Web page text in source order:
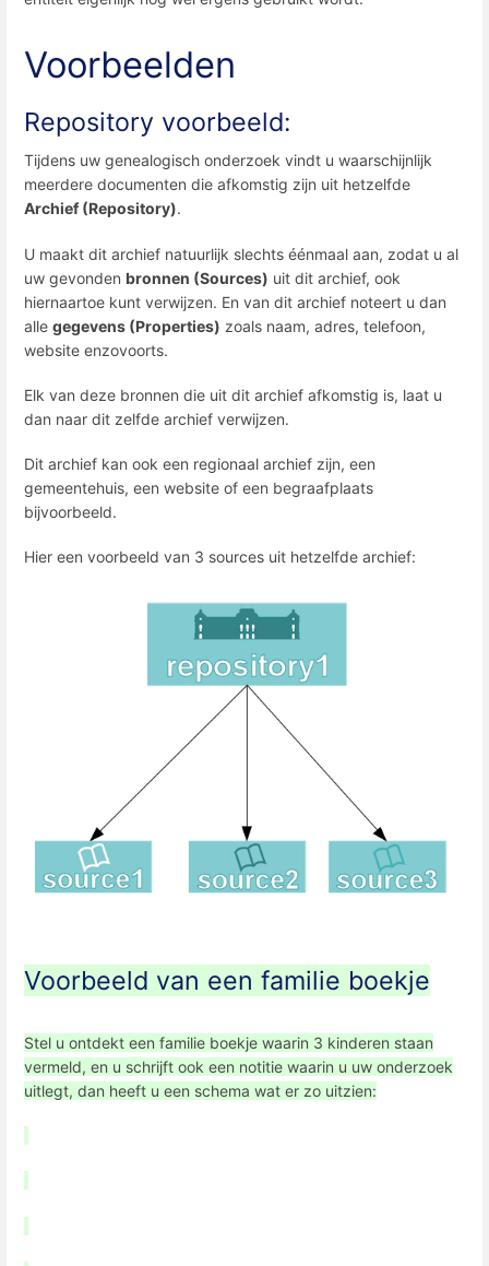
Voorbeelden
Repository voorbeeld:
Tijdens uw genealogisch onderzoek vindt u waarschijnlijk
meerdere documenten die afkomstig zijn uit hetzelfde
Archief (Repository).
U maakt dit archief natuurlijk slechts éénmaal aan, zodat u al
uw gevonden bronnen (Sources) uit dit archief, ook
hiernaartoe kunt verwijzen. En van dit archief noteert u dan
alle gegevens (Properties) zoals naam, adres, telefoon,
website enzovoorts.
Elk van deze bronnen die uit dit archief afkomstig is, laat u
dan naar dit zelfde archief verwijzen.
Dit archief kan ook een regionaal archief zijn, een
gemeentehuis, een website of een begraafplaats
bijvoorbeeld.
Hier een voorbeeld van 3 sources uit hetzelfde archief:
Voorbeeld van een familie boekje
Stel u ontdekt een familie boekje waarin 3 kinderen staan
vermeld, en u schrijft ook een notitie waarin u uw onderzoek
uitlegt, dan heeft u een schema wat er zo uitzien: